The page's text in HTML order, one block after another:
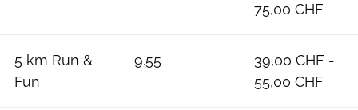
75,00 CHF
5 km Run &
Fun
9.55
39,00 CHF -
55,00 CHF